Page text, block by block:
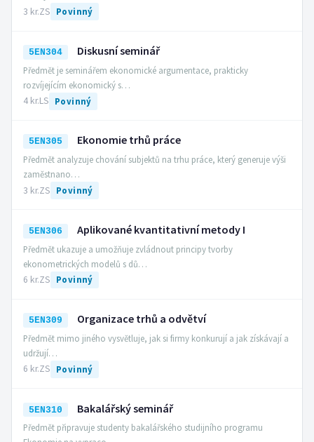
3 kr.ZS Povinný
5EN304 Diskusní seminář
Předmět je seminářem ekonomické argumentace, prakticky
rozvíjejícím ekonomický s…
4 kr.LS Povinný
5EN305 Ekonomie trhů práce
Předmět analyzuje chování subjektů na trhu práce, který generuje výši
zaměstnano…
3 kr.ZS Povinný
5EN306 Aplikované kvantitativní metody I
Předmět ukazuje a umožňuje zvládnout principy tvorby
ekonometrických modelů s dů…
6 kr.ZS Povinný
5EN309 Organizace trhů a odvětví
Předmět mimo jiného vysvětluje, jak si firmy konkurují a jak získávají a
udržují…
6 kr.ZS Povinný
5EN310 Bakalářský seminář
Předmět připravuje studenty bakalářského studijního programu